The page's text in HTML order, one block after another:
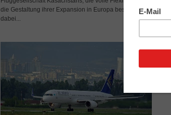
die Gestaltung ihrer Expansion in Europa bestätigt und
dabei...